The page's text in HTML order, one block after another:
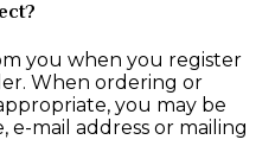
you when you register
When ordering or
you may be
e-mail address or mailing